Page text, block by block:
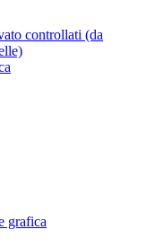
controllati (da
grafica